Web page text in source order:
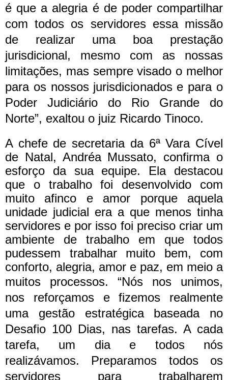
é que a alegria é de poder compartilhar
com todos os servidores essa missão
de realizar uma boa prestação
jurisdicional, mesmo com as nossas
limitações, mas sempre visado o melhor
para os nossos jurisdicionados e para o
Poder Judiciário do Rio Grande do
Norte”, exaltou o juiz Ricardo Tinoco.
A chefe de secretaria da 6ª Vara Cível
de Natal, Andréa Mussato, confirma o
esforço da sua equipe. Ela destacou
que o trabalho foi desenvolvido com
muito afinco e amor porque aquela
unidade judicial era a que menos tinha
servidores e por isso foi preciso criar um
ambiente de trabalho em que todos
pudessem trabalhar muito bem, com
conforto, alegria, amor e paz, em meio a
muitos processos. “Nós nos unimos,
nos reforçamos e fizemos realmente
uma gestão estratégica baseada no
Desafio 100 Dias, nas tarefas. A cada
tarefa, um dia e todos nós
realizávamos. Preparamos todos os
servidores para trabalharem